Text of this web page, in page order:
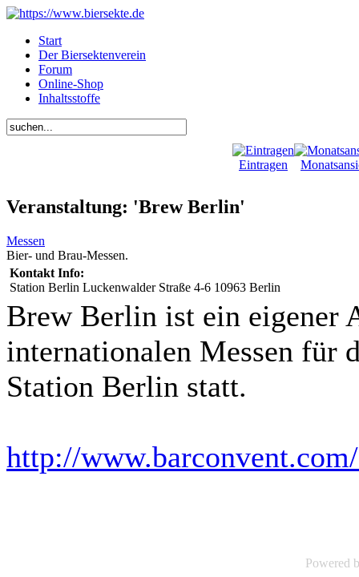
Start
Der Biersektenverein
Forum
Online-Shop
Inhaltsstoffe
Eintragen
Veranstaltung: 'Brew Berlin'
Messen
Bier- und Brau-Messen.
Kontakt Info:
Station Berlin Luckenwalder Straße 4-6 10963 Berlin
Brew Berlin ist ein eigener
internationalen Messen für
Station Berlin statt.
http://
Powered